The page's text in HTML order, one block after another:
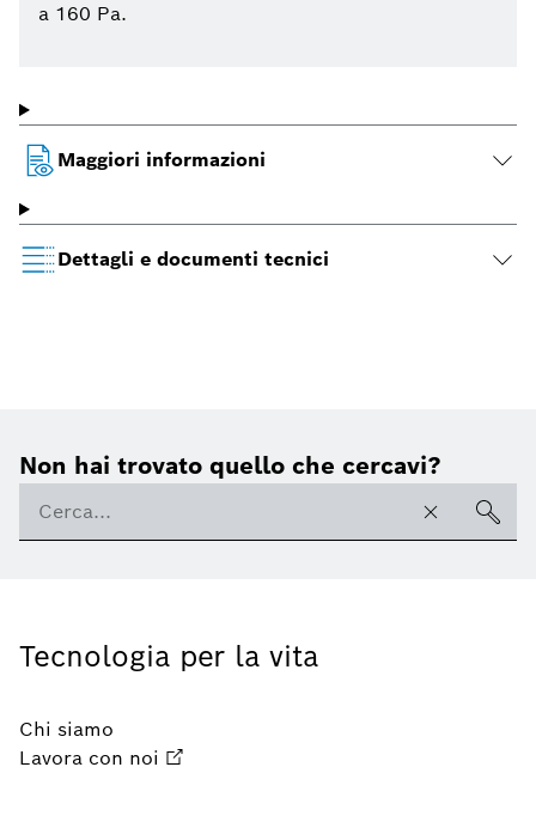
a 160 Pa.
Maggiori informazioni
Dettagli e documenti tecnici
Non hai trovato quello che cercavi?
Tecnologia per la vita
Chi siamo
Lavora con noi